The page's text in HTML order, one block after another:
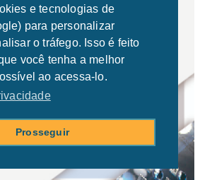
e tecnologias de
para personalizar
o tráfego. Isso é feito
você tenha a melhor
ao acessa-lo.
Prosseguir